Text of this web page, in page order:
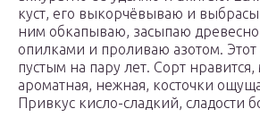
куст, его выкорчёвываю и
ним обкапываю, засыпаю
опилками и проливаю азотом. Этот
пустым на пару лет. Сорт нравится,
ароматная, нежная, косточки
Привкус кисло-сладкий, сладости